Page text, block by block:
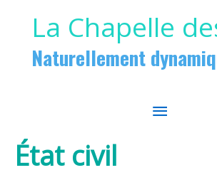
La Chapelle
Naturellement
MENU
État civil